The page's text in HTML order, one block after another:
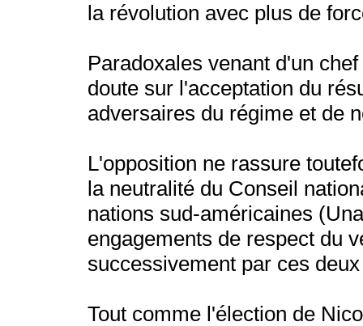
la révolution avec plus de
Paradoxales venant d'un
doute sur l'acceptation du
adversaires du régime et de
L'opposition ne rassure
la neutralité du Conseil
nations sud-américaines
engagements de respect du
successivement par ces
Tout comme l'élection de